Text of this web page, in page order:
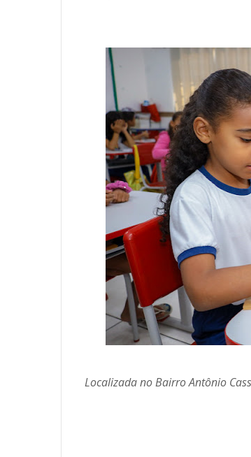
Localizada no Bairro Antônio